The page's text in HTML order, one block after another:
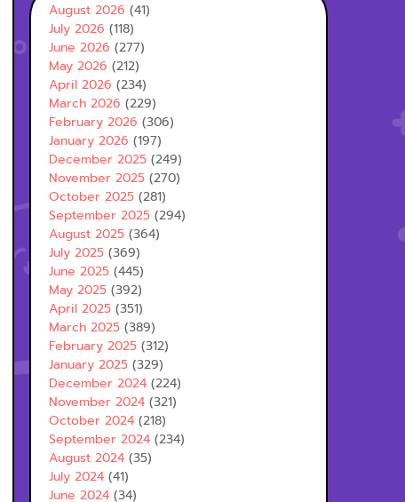
August 2026 (41)
July 2026 (118)
June 2026 (277)
May 2026 (212)
April 2026 (234)
March 2026 (229)
February 2026 (306)
January 2026 (197)
December 2025 (249)
November 2025 (270)
October 2025 (281)
September 2025 (294)
August 2025 (364)
July 2025 (369)
June 2025 (445)
May 2025 (392)
April 2025 (351)
March 2025 (389)
February 2025 (312)
January 2025 (329)
December 2024 (224)
November 2024 (321)
October 2024 (218)
September 2024 (234)
August 2024 (35)
July 2024 (41)
June 2024 (34)